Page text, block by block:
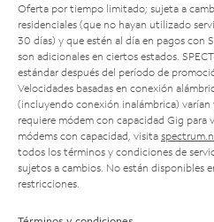
Oferta por tiempo limitado; sujeta a
residenciales (que no hayan utilizado
30 días) y que estén al día en pagos con
son adicionales en ciertos estados.
estándar después del período de
Velocidades basadas en conexión
(incluyendo conexión inalámbrica) varían
requiere módem con capacidad Gig para
módems con capacidad, visita
todos los términos y condiciones de
sujetos a cambios. No están disponibles
restricciones.